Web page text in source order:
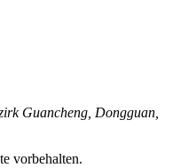
Guancheng, Dongguan,
vorbehalten.